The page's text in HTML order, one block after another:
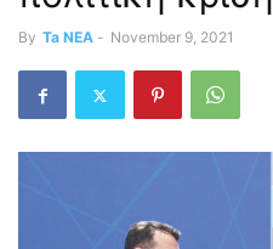
By Ta NEA - November 9, 2021